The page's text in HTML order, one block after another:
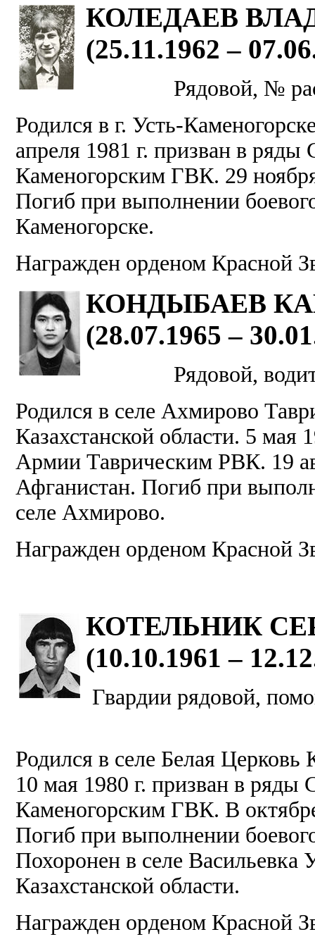
КОЛЕДАЕВ
(25.11.1962 –
Рядовой, №
Родился в г. Усть-
апреля 1981 г. призван в
Каменогорским ГВК. 29
Погиб при выполнении
Каменогорске.
Награжден орденом Красной
КОНДЫБАЕВ
(28.07.1965 –
Рядовой,
Родился в селе Ахмирово
Казахстанской области. 5 мая
Армии Таврическим РВК. 19
Афганистан. Погиб при
селе Ахмирово.
Награжден орденом Красной
КОТЕЛЬНИК
(10.10.1961 –
Гвардии рядовой,
Родился в селе Белая
10 мая 1980 г. призван в ряды
Каменогорским ГВК. В
Погиб при выполнении
Похоронен в селе Васильевка
Казахстанской области.
Награжден орденом Красной